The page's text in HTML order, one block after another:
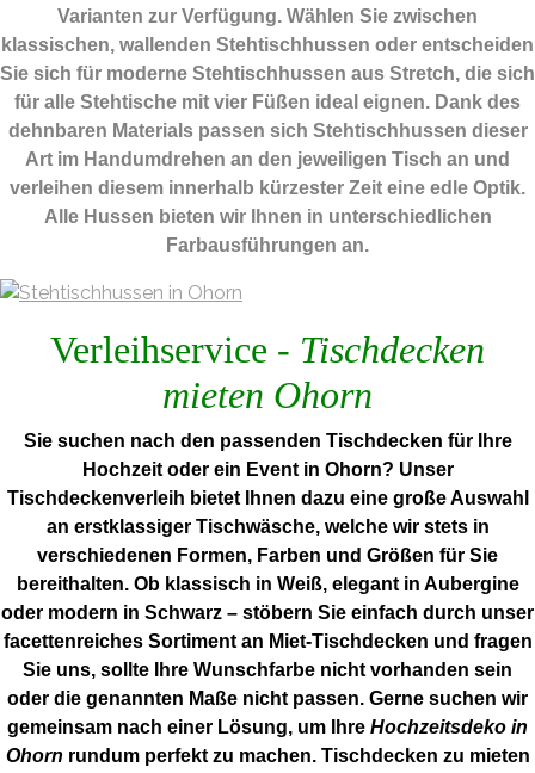
Varianten zur Verfügung. Wählen Sie zwischen
klassischen, wallenden Stehtischhussen oder entscheiden
Sie sich für moderne Stehtischhussen aus Stretch, die sich
für alle Stehtische mit vier Füßen ideal eignen. Dank des
dehnbaren Materials passen sich Stehtischhussen dieser
Art im Handumdrehen an den jeweiligen Tisch an und
verleihen diesem innerhalb kürzester Zeit eine edle Optik.
Alle Hussen bieten wir Ihnen in unterschiedlichen
Farbausführungen an.
Verleihservice - Tischdecken
mieten Ohorn
Sie suchen nach den passenden Tischdecken für Ihre
Hochzeit oder ein Event in Ohorn? Unser
Tischdeckenverleih bietet Ihnen dazu eine große Auswahl
an erstklassiger Tischwäsche, welche wir stets in
verschiedenen Formen, Farben und Größen für Sie
bereithalten. Ob klassisch in Weiß, elegant in Aubergine
oder modern in Schwarz – stöbern Sie einfach durch unser
facettenreiches Sortiment an Miet-Tischdecken und fragen
Sie uns, sollte Ihre Wunschfarbe nicht vorhanden sein
oder die genannten Maße nicht passen. Gerne suchen wir
gemeinsam nach einer Lösung, um Ihre Hochzeitsdeko in
Ohorn rundum perfekt zu machen. Tischdecken zu mieten